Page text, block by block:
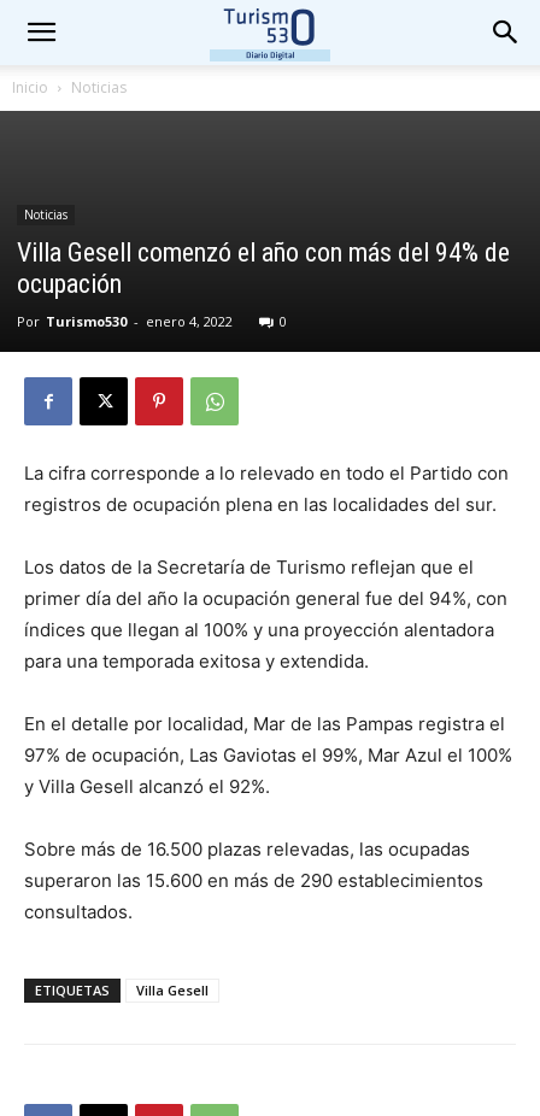
Inicio Noticias
Noticias
Villa Gesell comenzó el año con más del 94% de
ocupación
Por Turismo530 - enero 4, 2022 0
La cifra corresponde a lo relevado en todo el Partido con
registros de ocupación plena en las localidades del sur.
Los datos de la Secretaría de Turismo reflejan que el
primer día del año la ocupación general fue del 94%, con
índices que llegan al 100% y una proyección alentadora
para una temporada exitosa y extendida.
En el detalle por localidad, Mar de las Pampas registra el
97% de ocupación, Las Gaviotas el 99%, Mar Azul el 100%
y Villa Gesell alcanzó el 92%.
Sobre más de 16.500 plazas relevadas, las ocupadas
superaron las 15.600 en más de 290 establecimientos
consultados.
ETIQUETAS Villa Gesell